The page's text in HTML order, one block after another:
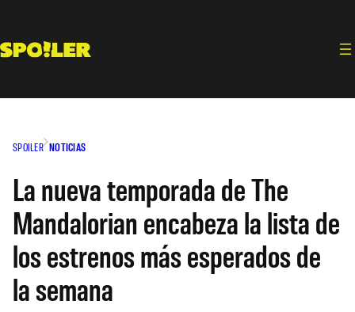
contenido
SPOILER NOTICIAS
La nueva temporada de The
Mandalorian encabeza la lista de
los estrenos más esperados de
la semana